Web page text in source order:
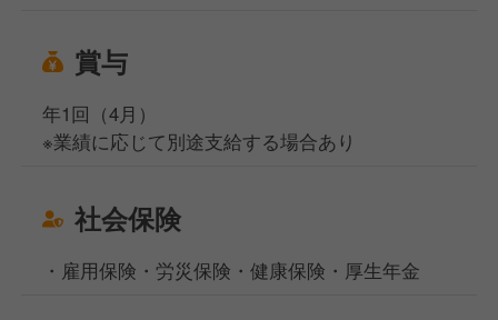
賞与
年1回（4月）
※業績に応じて別途支給する場合あり
社会保険
・雇用保険・労災保険・健康保険・厚生年金